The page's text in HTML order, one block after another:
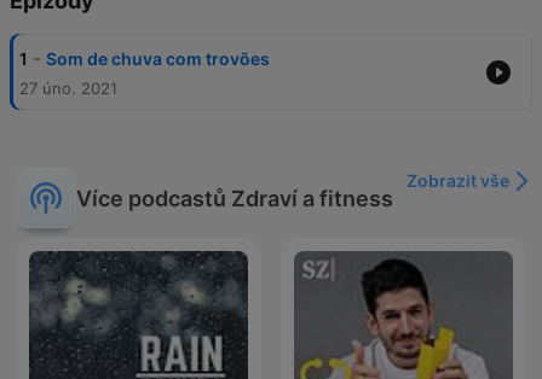
1 - Som de chuva com trovões
27 úno. 2021
Více podcastů Zdraví a fitness
Zobrazit vše